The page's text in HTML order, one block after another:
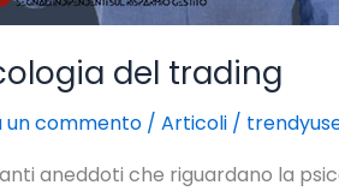
del trading
un commento / Articoli /
aneddoti che riguardano la